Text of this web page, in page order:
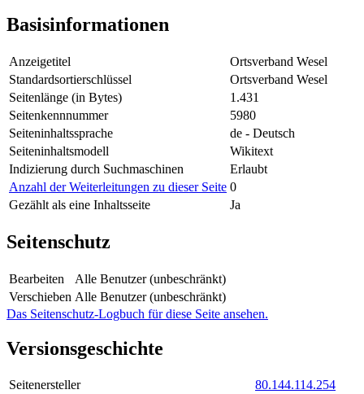
Basisinformationen
Anzeigetitel
Ortsverband Wesel
Standardsortierschlüssel
Ortsverband Wesel
Seitenlänge (in Bytes)
1.431
Seitenkennnummer
5980
Seiteninhaltssprache
de - Deutsch
Seiteninhaltsmodell
Wikitext
Indizierung durch Suchmaschinen
Erlaubt
Anzahl der Weiterleitungen zu dieser Seite 0
Gezählt als eine Inhaltsseite
Ja
Seitenschutz
Bearbeiten
Alle Benutzer (unbeschränkt)
Verschieben Alle Benutzer (unbeschränkt)
Das Seitenschutz-Logbuch für diese Seite ansehen.
Versionsgeschichte
Seitenersteller
80.144.114.254